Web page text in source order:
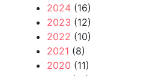
2024 (16)
2023 (12)
2022 (10)
2021 (8)
2020 (11)